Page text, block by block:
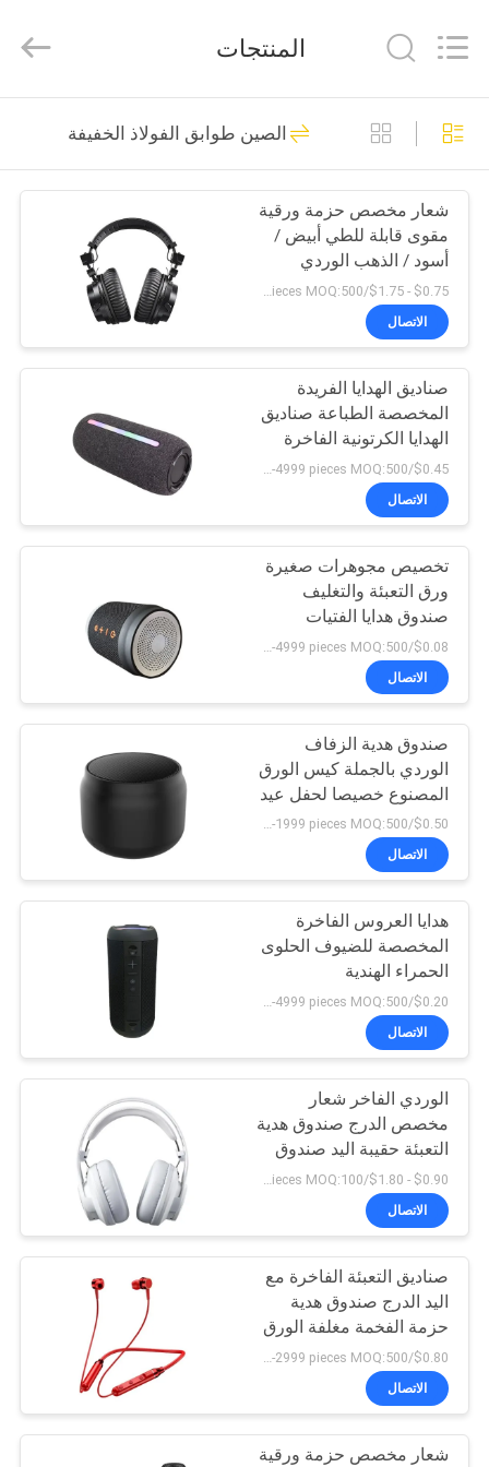
المنزل
المنتجات
فيديوهات
برنامج
VR
حولنا
جولة
في
المصنع
مراقبة
الجودة
اتصل
أخبار
اطلب
اقتباس
خريطة
الموقع
سياسة
الخصوصية
Rights
by
حفرة الفولاذ الخفيفة
9
طوابق الفولاذ الخفيفة
9
قشرة الطلاء من
الصلب
3
الحائط الفولاذي
9
قشرة الطلاء من
الصلب
7
أجزاء الإطار المعدني
8
المنتجات
الصين طوابق الفولاذ الخفيفة
شعار مخصص حزمة ورقية
مقوى قابلة للطي أبيض /
أسود / الذهب الوردي
فاخرة صندوق هدايا
مغناطيسية مع إغلاق
الشريط
$0.75 - $1.75/pieces MOQ:500 قطعة
الاتصال
صناديق الهدايا الفريدة
المخصصة الطباعة صناديق
الهدايا الكرتونية الفاخرة
التعبئة والتغليف
المجوهرات صناديق هدايا
عيد الحب
$0.45/pieces 500-4999 pieces MOQ:500 قطعة
الاتصال
تخصيص مجوهرات صغيرة
ورق التعبئة والتغليف
صندوق هدايا الفتيات
صندوق التعبئة الرخيصة
$0.08/pieces 500-4999 pieces MOQ:500 قطعة
الاتصال
صندوق هدية الزفاف
الوردي بالجملة كيس الورق
المصنوع خصيصا لحفل عيد
الميلاد
$0.50/pieces 500-1999 pieces MOQ:500 قطعة
الاتصال
هدايا العروس الفاخرة
المخصصة للضيوف الحلوى
الحمراء الهندية
$0.20/pieces 500-4999 pieces MOQ:500 قطعة
الاتصال
الوردي الفاخر شعار
مخصص الدرج صندوق هدية
التعبئة حقيبة اليد صندوق
التعبئة
الاتصال
صناديق التعبئة الفاخرة مع
اليد الدرج صندوق هدية
حزمة الفخمة مغلفة الورق
صندوق هدية مخصصة
$0.80/pieces 500-2999 pieces MOQ:500 قطعة
الاتصال
شعار مخصص حزمة ورقية